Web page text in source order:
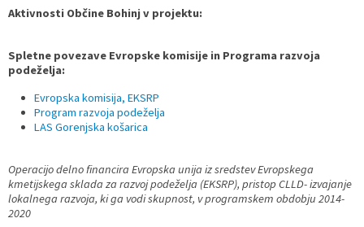
Aktivnosti Občine Bohinj v projektu:
Spletne povezave Evropske komisije in Programa razvoja
podeželja:
Evropska komisija, EKSRP
Program razvoja podeželja
LAS Gorenjska košarica
Operacijo delno financira Evropska unija iz sredstev Evropskega
kmetijskega sklada za razvoj podeželja (EKSRP), pristop CLLD- izvajanje
lokalnega razvoja, ki ga vodi skupnost, v programskem obdobju 2014-
2020